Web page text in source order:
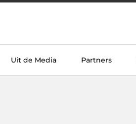
Uit de Media Partners